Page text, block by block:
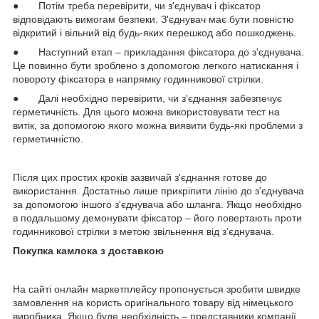
● Потім треба перевірити, чи з'єднувач і фіксатор
відповідають вимогам безпеки. З'єднувач має бути повністю
відкритий і вільний від будь-яких перешкод або пошкоджень.
● Наступний етап – прикладання фіксатора до з'єднувача.
Це повинно бути зроблено з допомогою легкого натискання і
повороту фіксатора в напрямку годинникової стрілки.
● Далі необхідно перевірити, чи з'єднання забезпечує
герметичність. Для цього можна використовувати тест на
витік, за допомогою якого можна виявити будь-які проблеми з
герметичністю.
Після цих простих кроків зазвичай з'єднання готове до
використання. Достатньо лише прикріпити лінію до з'єднувача
за допомогою іншого з'єднувача або шланга. Якщо необхідно
в подальшому демонувати фіксатор – його повертають проти
годинникової стрілки з метою звільнення від з’єднувача.
Покупка камлока з доставкою
На сайті онлайн маркетплейсу пропонується зробити швидке
замовлення на користь оригінального товару від німецького
виробника. Якщо буде необхідність – представники компанії